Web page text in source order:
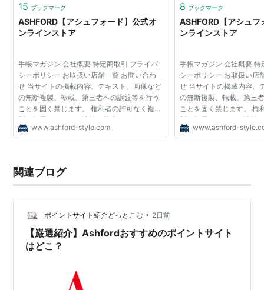
15 ブックマーク
ASHFORD【アシュフォード】公式オ
ンラインストア
手帳マガジン 会社概要 特定商取引 プライバ
シーポリシー お取扱い店舗一覧 お問い合わ
せ 当サイトの掲載内容、テキスト、画像など
の無断複製、転載、第三者への譲渡等を行う
ことを固く禁じます。 権利者の許可なく複
製、転用することは法律で禁止されていま
す。 We strictly prohibits the unauthorized
www.ashford-style.com
8 ブックマーク
ASHFORD【アシュフ
ンラインストア
手帳マガジン 会社概要
シーポリシー お取扱い店
せ 当サイトの掲載内容、
の無断複製、転載、第三
ことを固く禁じます。 権
製、転用することは法律
す。 We strictly prohibits
www.ashford-
関連ブログ
ポイントサイト紹介どっとこむ • 2日前
【巌選紹介】Ashfordおすすめのポイントサイト
はどこ？